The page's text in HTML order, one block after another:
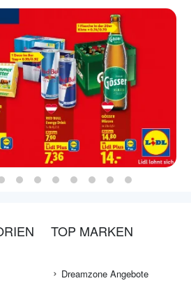
TOP MARKEN
Dreamzone Angebote